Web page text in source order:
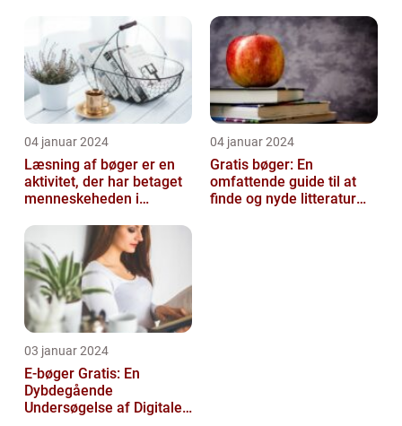
14 å...
04 januar 2024
Læsning af bøger er en
aktivitet, der har betaget
menneskeheden i
04 januar 2024
Gratis bøger: En
omfattende guide til at
finde og nyde litteratur
03 januar 2024
E-bøger Gratis: En
Dybdegående
Undersøgelse af Digitale